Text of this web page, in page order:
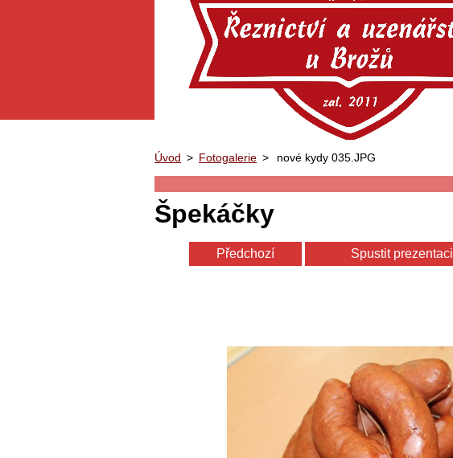
Úvod > Fotogalerie > nové kydy 035.JPG
Špekáčky
Předchozí Spustit prezentaci